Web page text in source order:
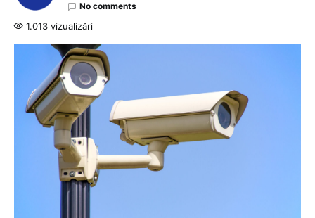
No comments
1.013 vizualizări